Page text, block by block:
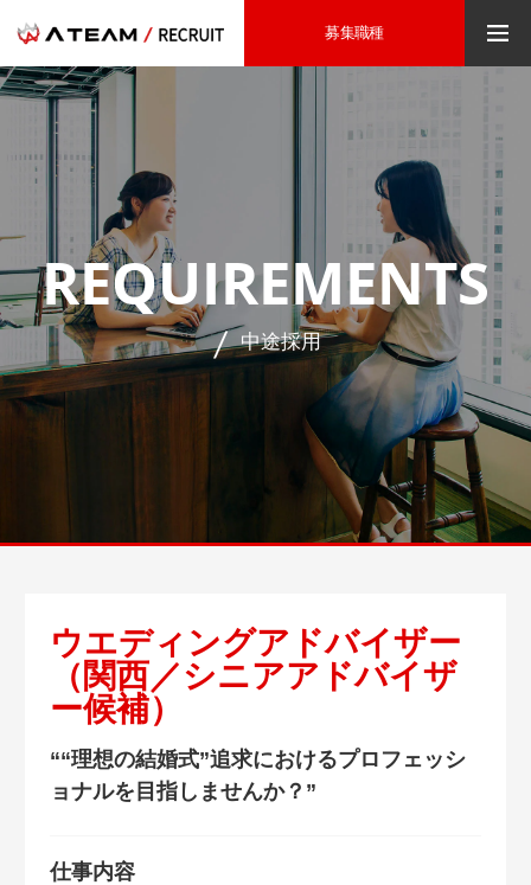
募集職種
REQUIREMENTS
中途採用
ウエディングアドバイザー
（関西／シニアアドバイザ
ー候補）
““理想の結婚式”追求におけるプロフェッシ
ョナルを目指しませんか？”
仕事内容